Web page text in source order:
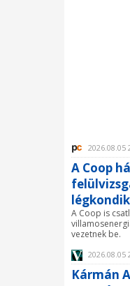
A Coop
A Coop is
vezetnek be.
2026.08.05
Kármán